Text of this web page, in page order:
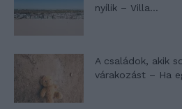
nyílik – Villa...
A családok, akik
várakozást – Ha